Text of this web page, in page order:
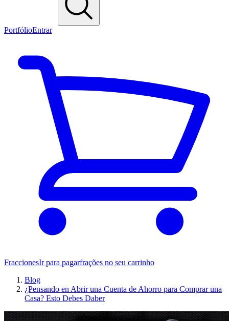
PortfólioEntrar
FraccionesIr para pagarfrações no seu carrinho
Blog
¿Pensando en Abrir una Cuenta de Ahorro para Comprar una
Casa? Esto Debes Daber